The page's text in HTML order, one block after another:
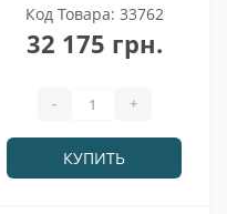
Код Товара: 33762
32 175 грн.
- +
КУПИТЬ